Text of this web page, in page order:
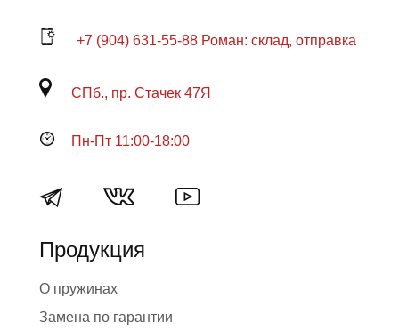
+7 (904) 631-55-88 Роман: склад, отправка
СПб., пр. Стачек 47Я
Пн-Пт 11:00-18:00
Продукция
О пружинах
Замена по гарантии